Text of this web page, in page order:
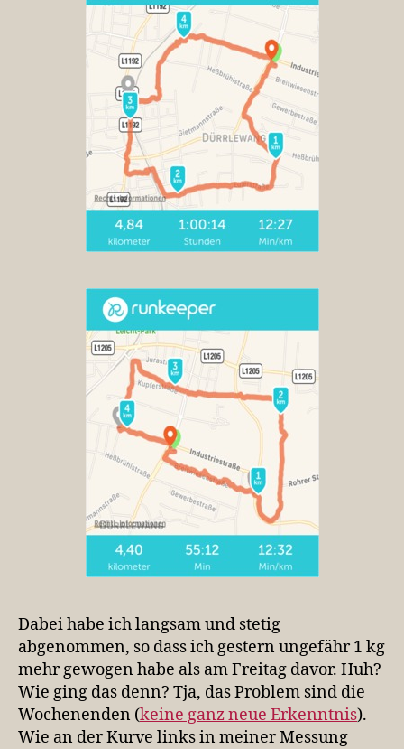
Dabei habe ich langsam und stetig
abgenommen, so dass ich gestern ungefähr 1 kg
mehr gewogen habe als am Freitag davor. Huh?
Wie ging das denn? Tja, das Problem sind die
Wochenenden (keine ganz neue Erkenntnis).
Wie an der Kurve links in meiner Messung